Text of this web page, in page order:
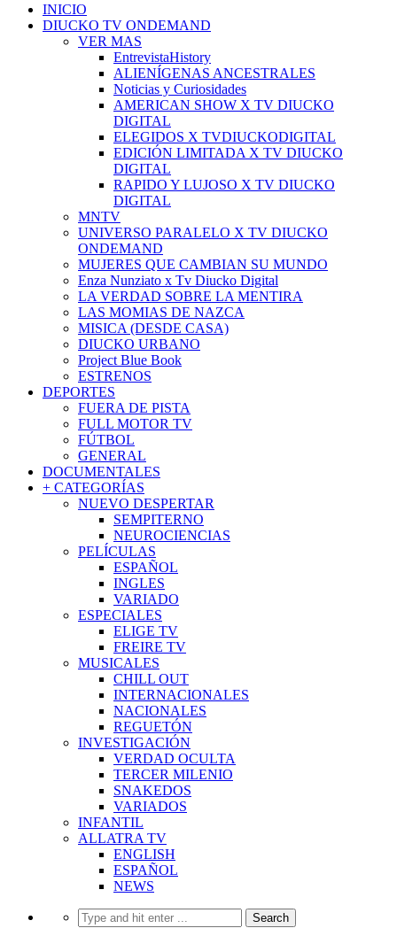
INICIO
DIUCKO TV ONDEMAND
VER MAS
EntrevistaHistory
ALIENÍGENAS ANCESTRALES
Noticias y Curiosidades
AMERICAN SHOW X TV DIUCKO
DIGITAL
ELEGIDOS X TVDIUCKODIGITAL
EDICIÓN LIMITADA X TV DIUCKO
DIGITAL
RAPIDO Y LUJOSO X TV DIUCKO
DIGITAL
MNTV
UNIVERSO PARALELO X TV DIUCKO
ONDEMAND
MUJERES QUE CAMBIAN SU MUNDO
Enza Nunziato x Tv Diucko Digital
LA VERDAD SOBRE LA MENTIRA
LAS MOMIAS DE NAZCA
MISICA (DESDE CASA)
DIUCKO URBANO
Project Blue Book
ESTRENOS
DEPORTES
FUERA DE PISTA
FULL MOTOR TV
FÚTBOL
GENERAL
DOCUMENTALES
+ CATEGORÍAS
NUEVO DESPERTAR
SEMPITERNO
NEUROCIENCIAS
PELÍCULAS
ESPAÑOL
INGLES
VARIADO
ESPECIALES
ELIGE TV
FREIRE TV
MUSICALES
CHILL OUT
INTERNACIONALES
NACIONALES
REGUETÓN
INVESTIGACIÓN
VERDAD OCULTA
TERCER MILENIO
SNAKEDOS
VARIADOS
INFANTIL
ALLATRA TV
ENGLISH
ESPAÑOL
NEWS